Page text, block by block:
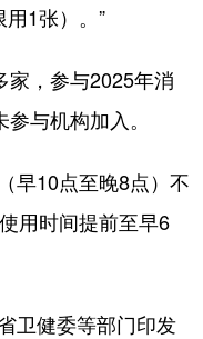
1张）。”
，参与2025年消
与机构加入。
10点至晚8点）不
用时间提前至早6
健委等部门印发